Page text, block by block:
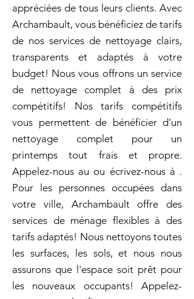
appréciées de tous leurs clients. Avec
Archambault, vous bénéficiez de tarifs
de nos services de nettoyage clairs,
transparents et adaptés à votre
budget! Nous vous offrons un service
de nettoyage complet à des prix
compétitifs! Nos tarifs compétitifs
vous permettent de bénéficier d'un
nettoyage complet pour un
printemps tout frais et propre.
Appelez-nous au ou écrivez-nous à .
Pour les personnes occupées dans
votre ville, Archambault offre des
services de ménage flexibles à des
tarifs adaptés! Nous nettoyons toutes
les surfaces, les sols, et nous nous
assurons que l'espace soit prêt pour
les nouveaux occupants! Appelez-